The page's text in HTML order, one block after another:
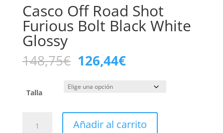
Casco Off Road Shot
Furious Bolt Black White
Glossy
148,75€ El
precio
original
era:
126,44€El
precio
actual
Talla
Añadir al carrito